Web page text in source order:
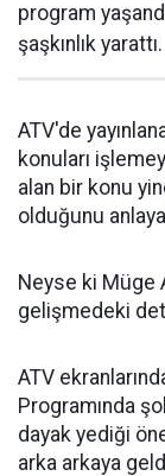
program
şaşkınlık yarattı.
ATV'de
konuları
alan bir konu
olduğunu
Neyse ki Müge
gelişmedeki
ATV
Programında
dayak yediği
arka arkaya